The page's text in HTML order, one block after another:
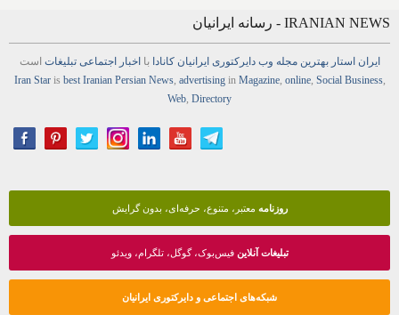
IRANIAN NEWS - رسانه ایرانیان
ایران استار بهترین مجله وب دایرکتوری ایرانیان کانادا با اخبار اجتماعی تبلیغات است
Iran Staris best Iranian Persian News, advertisingin Magazine, online, Social Business,
Web, Directory
روزنامه معتبر، متنوع، حرفه‌ای، بدون گرایش
تبلیغات آنلاینفیس‌بوک، گوگل، تلگرام، ویدئو
شبکه‌های اجتماعی و دایرکتوری ایرانیان